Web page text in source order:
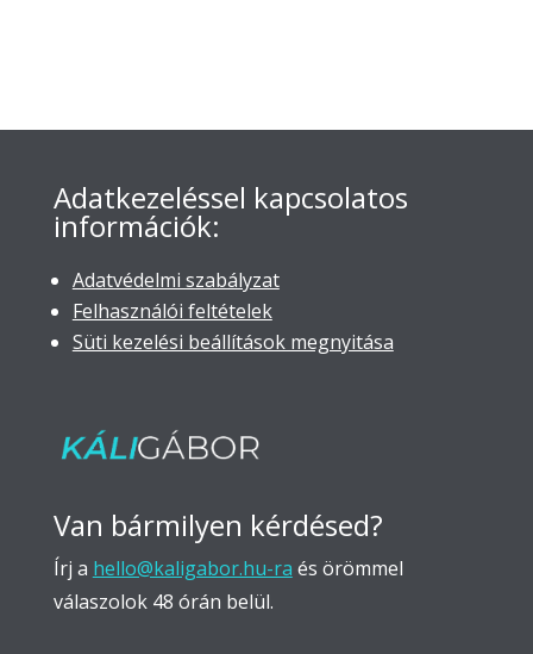
Adatkezeléssel kapcsolatos
információk:
Adatvédelmi szabályzat
Felhasználói feltételek
Süti kezelési beállítások megnyitása
Van bármilyen kérdésed?
Írj a hello@kaligabor.hu-ra és örömmel
válaszolok 48 órán belül.